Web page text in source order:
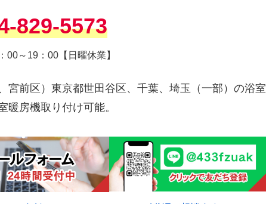
829-5573
～19：00【日曜休業】
宮前区）東京都世田谷区、千葉、埼玉（一部）の浴室
暖房機取り付け可能。